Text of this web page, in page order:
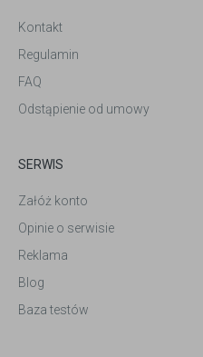
Kontakt
Regulamin
FAQ
Odstąpienie od umowy
SERWIS
Załóż konto
Opinie o serwisie
Reklama
Blog
Baza testów